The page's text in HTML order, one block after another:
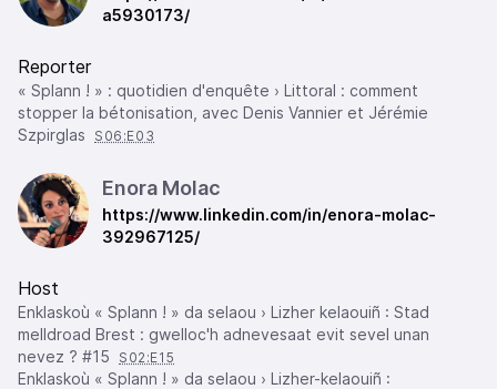
a5930173/
Reporter
« Splann ! » : quotidien d'enquête › Littoral : comment
stopper la bétonisation, avec Denis Vannier et Jérémie
Szpirglas
S06:E03
Enora Molac
https://www.linkedin.com/in/enora-molac-
392967125/
Host
Enklaskoù « Splann ! » da selaou › Lizher kelaouiñ : Stad
melldroad Brest : gwelloc'h adnevesaat evit sevel unan
nevez ? #15
S02:E15
Enklaskoù « Splann ! » da selaou › Lizher-kelaouiñ :